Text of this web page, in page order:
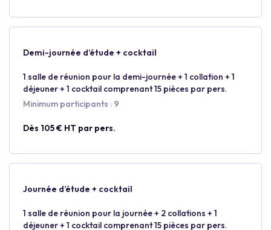
Demi-journée d’étude + cocktail
1 salle de réunion pour la demi-journée + 1 collation + 1
déjeuner + 1 cocktail comprenant 15 pièces par pers.
Minimum participants : 9
Dès 105 € HT par pers.
Journée d’étude + cocktail
1 salle de réunion pour la journée + 2 collations + 1
déjeuner + 1 cocktail comprenant 15 pièces par pers.